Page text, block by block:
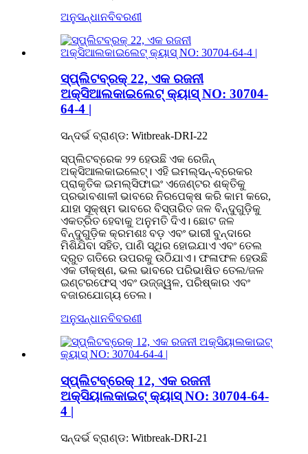
ଅନୁସନ୍ଧାନବିବରଣୀ
ସ୍ପ୍ଲିଟବ୍ରକ୍ 22, ଏକ ରଜନୀ
ଅକ୍ସିଆଲକାଇଲେଟ୍ କ୍ୟାସ୍ NO: 30704-
64-4 |
ସନ୍ଦର୍ଭ ବ୍ରାଣ୍ଡ: Witbreak-DRI-22
ସ୍ପ୍ଲିଟବ୍ରେକ ୨୨ ହେଉଛି ଏକ ରେଜିନ୍
ଅକ୍ସିଆଲକାଇଲେଟ୍। ଏହି ଇମଲ୍ସନ୍-ବ୍ରେକର
ପ୍ରାକୃତିକ ଇମଲ୍ସିଫାଇଂ ଏଜେଣ୍ଟର ଶକ୍ତିକୁ
ପ୍ରଭାବଶାଳୀ ଭାବରେ ନିରପେକ୍ଷ କରି କାମ କରେ,
ଯାହା ସୂକ୍ଷ୍ମ ଭାବରେ ବିସ୍ତାରିତ ଜଳ ବିନ୍ଦୁଗୁଡ଼ିକୁ
ଏକତ୍ରିତ ହେବାକୁ ଅନୁମତି ଦିଏ। ଛୋଟ ଜଳ
ବିନ୍ଦୁଗୁଡ଼ିକ କ୍ରମଶଃ ବଡ଼ ଏବଂ ଭାରୀ ବୁନ୍ଦାରେ
ମିଶିଯିବା ସହିତ, ପାଣି ସ୍ଥିର ହୋଇଯାଏ ଏବଂ ତେଲ
ଦ୍ରୁତ ଗତିରେ ଉପରକୁ ଉଠିଯାଏ। ଫଳାଫଳ ହେଉଛି
ଏକ ତୀକ୍ଷ୍ଣ, ଭଲ ଭାବରେ ପରିଭାଷିତ ତେଲ/ଜଳ
ଇଣ୍ଟରଫେସ୍ ଏବଂ ଉଜ୍ଜ୍ୱଳ, ପରିଷ୍କାର ଏବଂ
ବଜାରଯୋଗ୍ୟ ତେଲ।
ଅନୁସନ୍ଧାନବିବରଣୀ
ସ୍ପ୍ଲିଟବ୍ରେକ୍ 12, ଏକ ରଜନୀ
ଅକ୍ସିୟାଲକାଇଟ୍ କ୍ୟାସ୍ NO: 30704-64-
4 |
ସନ୍ଦର୍ଭ ବ୍ରାଣ୍ଡ: Witbreak-DRI-21